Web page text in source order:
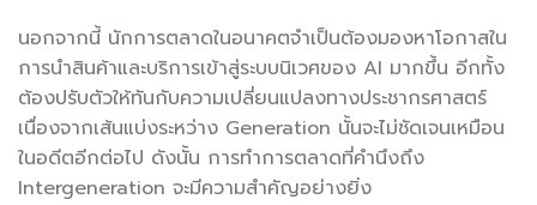
นอกจากนี้ นักการตลาดในอนาคตจำเป็นต้องมองหาโอกาสใน
การนำสินค้าและบริการเข้าสู่ระบบนิเวศของ AI มากขึ้น อีกทั้ง
ต้องปรับตัวให้ทันกับความเปลี่ยนแปลงทางประชากรศาสตร์
เนื่องจากเส้นแบ่งระหว่าง Generation นั้นจะไม่ชัดเจนเหมือน
ในอดีตอีกต่อไป ดังนั้น การทำการตลาดที่คำนึงถึง
Intergeneration จะมีความสำคัญอย่างยิ่ง